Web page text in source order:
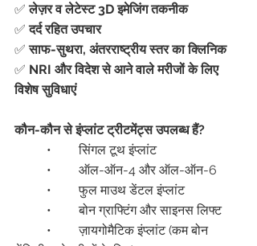
✅ लेज़र व लेटेस्ट 3D इमेजिंग तकनीक
✅ दर्द रहित उपचार
✅ साफ-सुथरा, अंतरराष्ट्रीय स्तर का क्लिनिक
✅ NRI और विदेश से आने वाले मरीजों के लिए
विशेष सुविधाएं
कौन-कौन से इंप्लांट ट्रीटमेंट्स उपलब्ध हैं?
	•	सिंगल टूथ इंप्लांट
	•	ऑल-ऑन-4 और ऑल-ऑन-6
	•	फुल माउथ डेंटल इंप्लांट
	•	बोन ग्राफ्टिंग और साइनस लिफ्ट